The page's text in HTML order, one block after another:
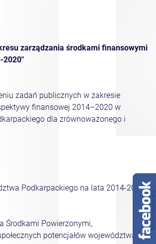
zarządzania środkami finansowymi
2020"
zadań publicznych w zakresie
finansowej 2014–2020 w
dla zrównoważonego i
Podkarpackiego na lata 2014-2020
Środkami Powierzonymi,
potencjałów województwa